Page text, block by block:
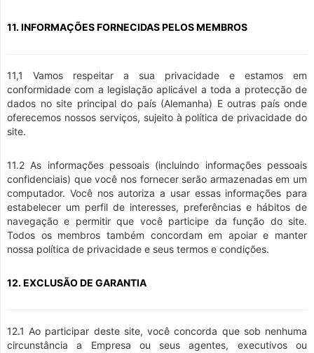
11. INFORMAÇÕES FORNECIDAS PELOS MEMBROS
11,1 Vamos respeitar a sua privacidade e estamos em
conformidade com a legislação aplicável a toda a protecção de
dados no site principal do país (Alemanha) E outras país onde
oferecemos nossos serviços, sujeito à política de privacidade do
site.
11.2 As informações pessoais (incluindo informações pessoais
confidenciais) que você nos fornecer serão armazenadas em um
computador. Você nos autoriza a usar essas informações para
estabelecer um perfil de interesses, preferências e hábitos de
navegação e permitir que você participe da função do site.
Todos os membros também concordam em apoiar e manter
nossa política de privacidade e seus termos e condições.
12. EXCLUSÃO DE GARANTIA
12.1 Ao participar deste site, você concorda que sob nenhuma
circunstância a Empresa ou seus agentes, executivos ou